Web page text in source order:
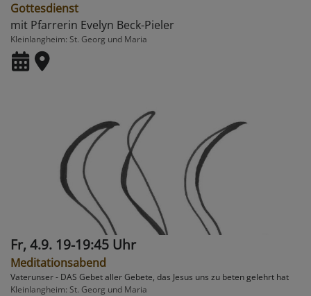
Gottesdienst
mit Pfarrerin Evelyn Beck-Pieler
Kleinlangheim St. Georg und Maria
Fr, 4.9. 19-19:45 Uhr
Meditationsabend
Vaterunser - DAS Gebet aller Gebete, das Jesus uns zu beten gelehrt hat
Kleinlangheim St. Georg und Maria